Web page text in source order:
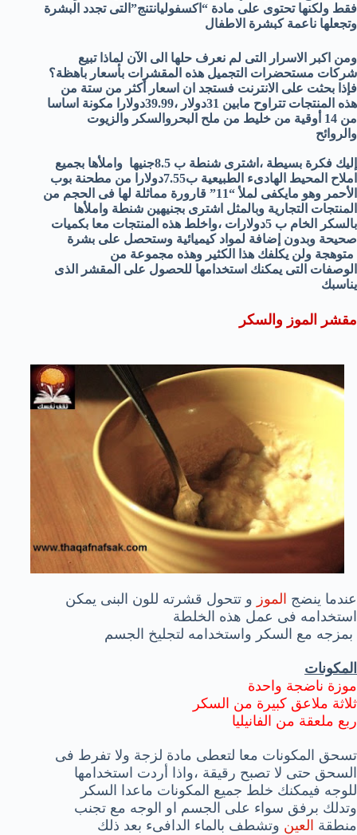
فقط ولكنها تحتوى على مادة “اكسفوليانتنج”التى تجدد البشرة
وتجعلها ناعمة كبشرة الاطفال
ومن اكبر الاسرار التى لم نعرف حلها الى الآن لماذا تبيع
شركات مستحضرات التجميل هذه المقشرات بأسعار باهظة؟
فإذا بحثت على الانترنت فستجد ان اسعار أكثر من ستة من
هذه المنتجات تتراوح مابين 31دولار ،39.99دولارا مكونة اساسا
من 14 أوقية من خليط من ملح البحروالسكر والزيوت
والروائح
إليك فكرة بسيطة ،اشترى شنطة ب 8.5جنيها واملأها بجميع
املاح المحيط الهادىء الطبيعية ب7.55دولارا من مطحنة بوب
الأحمر وهو مايكفى لملأ “11” قارورة مماثلة لها فى الحجم من
المنتجات التجارية وبالمثل اشترى بجنيهين شنطة واملأها
بالسكر الخام ب 5دولارات ،واخلط هذه المنتجات معا بكميات
صحيحة وبدون إضافة لمواد كيميائية وستحصل على بشرة
الوصفات التى يمكنك استخدامها للحصول على المقشر الذى
يناسبك
مقشر الموز والسكر
عندما ينضج الموز و تتحول قشرته للون البنى يمكن
استخدامه فى عمل هذه الخلطة
بمزجه مع السكر واستخدامه لتجليخ الجسم
المكونات
موزة ناضجة واحدة
ثلاثة ملاعق كبيرة من السكر
ربع ملعقة من الفانيليا
تسحق المكونات معا لتعطى مادة لزجة ولا تفرط فى
السحق حتى لا تصبح رقيقة ،واذا أردت استخدامها
للوجه فيمكنك خلط جميع المكونات ماعدا السكر
وتدلك برفق سواء على الجسم او الوجه مع تجنب
منطقة العين وتشطف بالماء الدافىء بعد ذلك